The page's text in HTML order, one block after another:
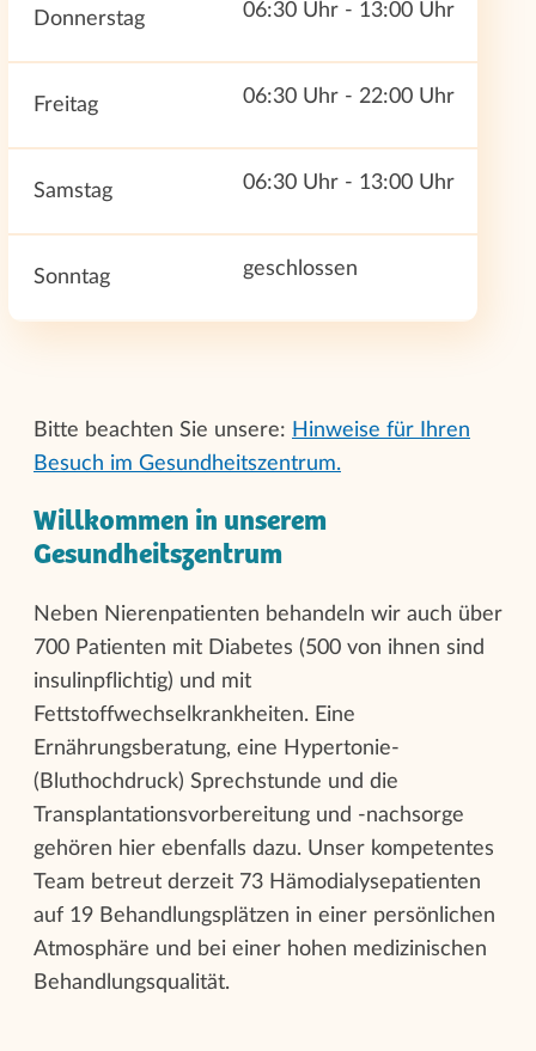
Donnerstag 06:30 Uhr - 13:00 Uhr
Freitag 06:30 Uhr - 22:00 Uhr
Samstag 06:30 Uhr - 13:00 Uhr
Sonntag geschlossen
Bitte beachten Sie unsere: Hinweise für Ihren
Besuch im Gesundheitszentrum.
Willkommen in unserem
Gesundheitszentrum
Neben Nierenpatienten behandeln wir auch über
700 Patienten mit Diabetes (500 von ihnen sind
insulinpflichtig) und mit
Fettstoffwechselkrankheiten. Eine
Ernährungsberatung, eine Hypertonie-
(Bluthochdruck) Sprechstunde und die
Transplantationsvorbereitung und -nachsorge
gehören hier ebenfalls dazu. Unser kompetentes
Team betreut derzeit 73 Hämodialysepatienten
auf 19 Behandlungsplätzen in einer persönlichen
Atmosphäre und bei einer hohen medizinischen
Behandlungsqualität.